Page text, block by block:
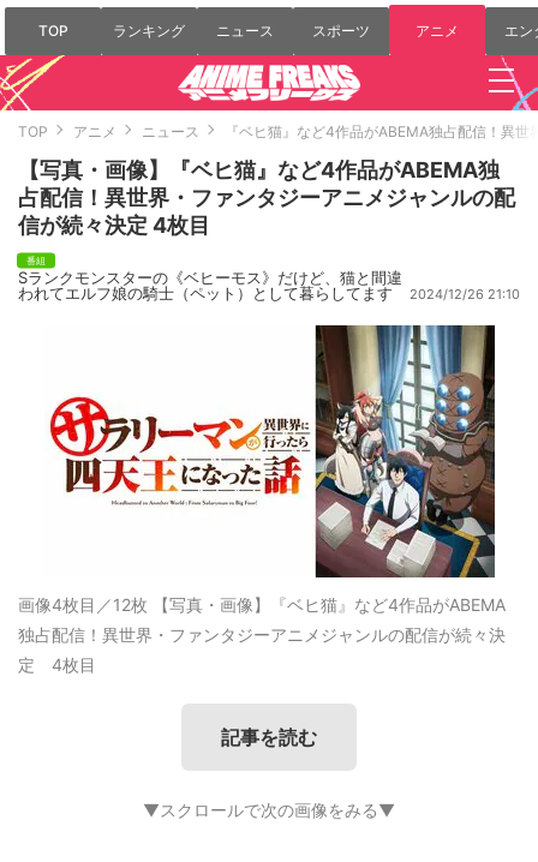
TOP ランキング ニュース スポーツ アニメ エン
TOP アニメ ニュース 『ベヒ猫』など4作品がABEMA独占配信！異
【写真・画像】『ベヒ猫』など4作品がABEMA独
占配信！異世界・ファンタジーアニメジャンルの配
信が続々決定 4枚目
Sランクモンスターの《ベヒーモス》だけど、猫と間違
われてエルフ娘の騎士（ペット）として暮らしてます
2024/12/26 21:10
画像4枚目／12枚 【写真・画像】『ベヒ猫』など4作品がABEMA
独占配信！異世界・ファンタジーアニメジャンルの配信が続々決
定 4枚目
記事を読む
▼スクロールで次の画像をみる▼